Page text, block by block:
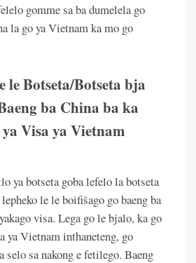
gomme sa ba dumelela go
la go ya Vietnam ka mo go
le Botseta/Botseta bja
ba China ba ka
Visa ya Vietnam
ya botseta goba lefelo la botseta
le le boifišago go baeng ba
visa. Lega go le bjalo, ka go
ya Vietnam inthaneteng, go
selo sa nakong e fetilego. Baeng